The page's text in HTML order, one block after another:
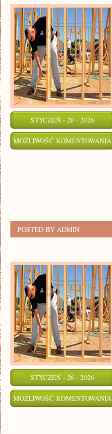
STYCZEŃ - 26 - 2026
MOŻLIWOŚĆ KOMENTOWANIA
POSTED BY ADMIN
STYCZEŃ - 26 - 2026
MOŻLIWOŚĆ KOMENTOWANIA